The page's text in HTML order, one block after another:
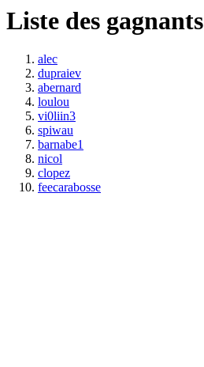
Liste des gagnants
alec
dupraiev
abernard
loulou
vi0liin3
spiwau
barnabe1
nicol
clopez
feecarabosse